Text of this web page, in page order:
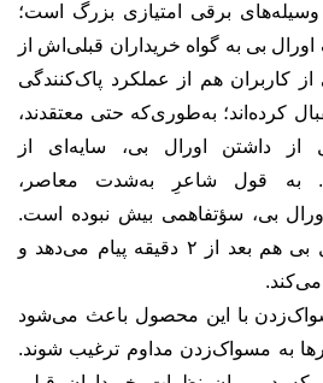
برقی امتیازی بزرگ است؛
بی به گواه خریداران قبلی‌اش از
کاربران هم از عملکرد پاک‌کنندگی
کرده‌اند؛ به‌طوری‌که حتی معتقدند،
از داشتن اورال بی، سایه‌ای از
به قول شاعرِ به‌شدت معاصر،
بی، سؤتفاهمی بیش نبوده است.
تایمر مسواک برقی اورال بی هم بعد از ۲ دقیقه پیام می‌دهد و
.
با این محصول باعث می‌شود
به مسواک‌زدن مداوم ترغیب شوند.